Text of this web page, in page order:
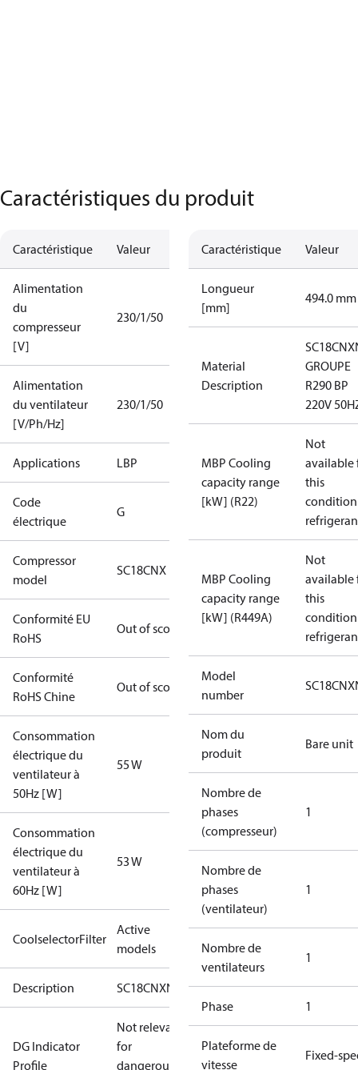
Caractéristiques du produit
Caractéristique Valeur
Alimentation
du
compresseur
[V]
230/1/50
Alimentation
du ventilateur
[V/Ph/Hz]
230/1/50
Applications LBP
Code
électrique
G
Compressor
model
SC18CNX
Conformité EU
RoHS
Out of scope
Conformité
RoHS Chine
Out of scope
Consommation
électrique du
ventilateur à
50Hz [W]
55 W
Consommation
électrique du
ventilateur à
60Hz [W]
53 W
CoolselectorFilter
Active
models
Description SC18CNXN0
DG Indicator
Profile
Not relevant
for
dangerous
Caractéristique Valeur
Longueur
[mm]
494.0 mm
Material
Description
GROUPE
R290 BP
220V
MBP Cooling
capacity range
[kW] (R22)
Not
available
this
MBP Cooling
capacity range
[kW] (R449A)
Not
available
this
Model
number
Nom du
produit
Bare unit
Nombre de
phases
(compresseur)
1
Nombre de
phases
(ventilateur)
1
Nombre de
ventilateurs
1
Phase 1
Plateforme de
vitesse
Fixed-